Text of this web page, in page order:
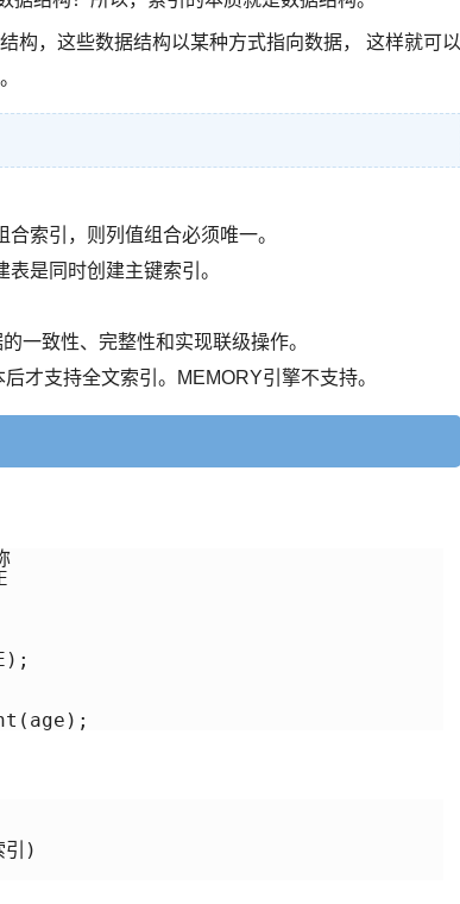
构，这些数据结构以某种方式指向数据， 这样就可以
索引，则列值组合必须唯一。
是同时创建主键索引。
一致性、完整性和实现联级操作。
才支持全文索引。MEMORY引擎不支持。
引)